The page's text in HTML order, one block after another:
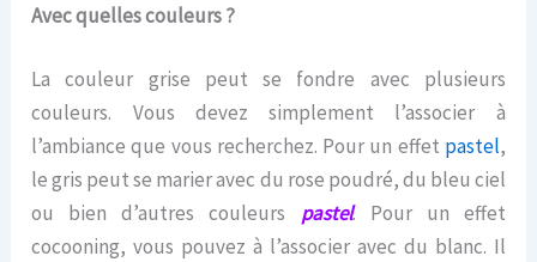
Avec quelles couleurs ?
La couleur grise peut se fondre avec plusieurs
couleurs. Vous devez simplement l’associer à
l’ambiance que vous recherchez. Pour un effet pastel,
le gris peut se marier avec du rose poudré, du bleu ciel
ou bien d’autres couleurs pastel. Pour un effet
cocooning, vous pouvez à l’associer avec du blanc. Il